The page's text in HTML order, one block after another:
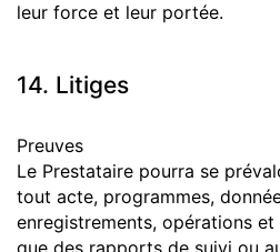
leur force et leur portée.
14. Litiges
Preuves
Le Prestataire pourra se
tout acte, programmes,
enregistrements, opérations
que des rapports de suivi ou